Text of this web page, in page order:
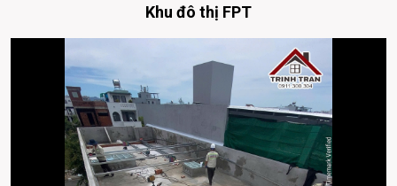
Khu đô thị FPT